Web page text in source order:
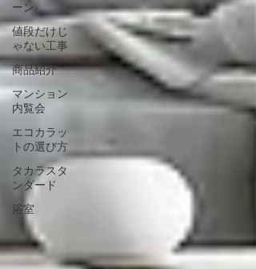
ーン
値段だけじ
ゃない工事
商品紹介
マンション
内覧会
エコカラッ
トの選び方
タカラスタ
ンダード
浴室